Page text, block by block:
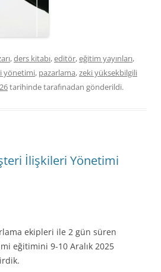
,ders kitabı,editör,eğitim yayınları,
yönetimi, pazarlama,zeki yüksekbilgili
tarihindetarafınadan gönderildi.
İlişkileri Yönetimi
ekipleri ile 2 gün süren
eğitimini 9-10 Aralık 2025